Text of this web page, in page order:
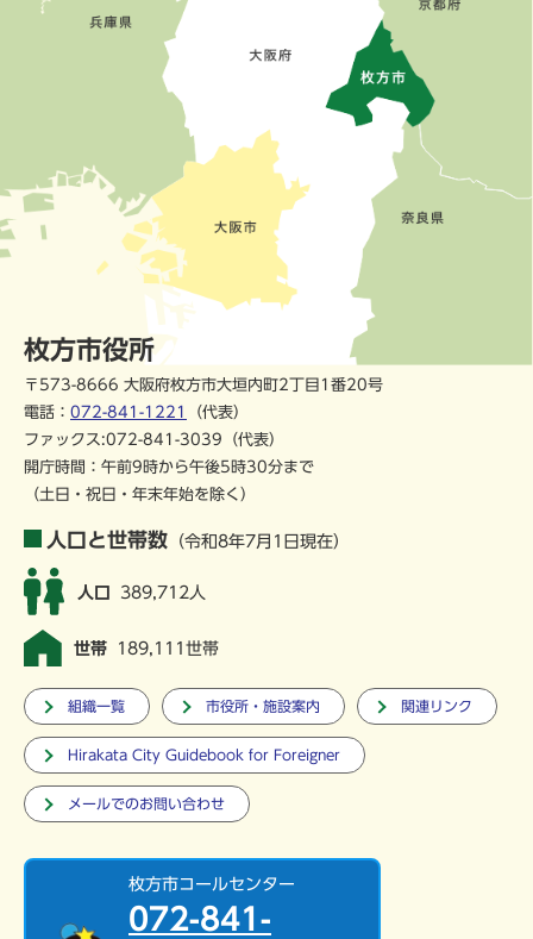
枚方市役所
〒573-8666 大阪府枚方市大垣内町2丁目1番20号
電話： 072-841-1221
（代表）
ファックス:072-841-3039（代表）
開庁時間：午前9時から午後5時30分まで
（土日・祝日・年末年始を除く）
人口と世帯数 （令和8年7月1日現在）
人口 389,712人
世帯 189,111世帯
組織一覧 市役所・施設案内 関連リンク
Hirakata City Guidebook for Foreigner
メールでのお問い合わせ
枚方市コールセンター
072-841-